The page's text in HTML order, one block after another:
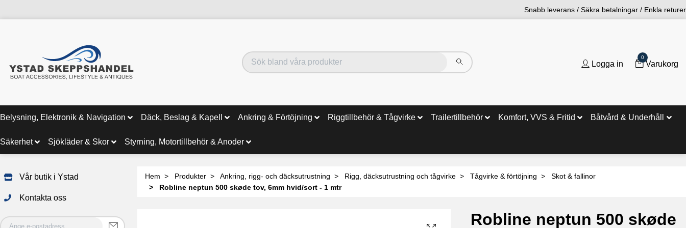
Snabb leverans / Säkra betalningar / Enkla returer
Logga in
0
Varukorg
Belysning, Elektronik & Navigation Däck, Beslag & Kapell Ankring & Förtöjning Riggtillbehör & Tågvirke Trailertillbehör Komfort, VVS & Fritid Båtvård & Underhåll
Säkerhet Sjökläder & Skor Styrning, Motortillbehör & Anoder
Vår butik i Ystad
Kontakta oss
Hem Produkter Ankring, rigg- och däcksutrustning Rigg, däcksutrustning och tågvirke Tågvirke & förtöjning
Skot & fallinor
Robline neptun 500 skøde tov, 6mm hvid/sort - 1 mtr
Robline neptun 500 skøde